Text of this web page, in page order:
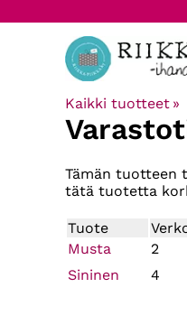
Kaikki tuotteet ‪»
Tämän tuotteen
tätä tuotetta
Tuote
Musta
2
Sininen
4